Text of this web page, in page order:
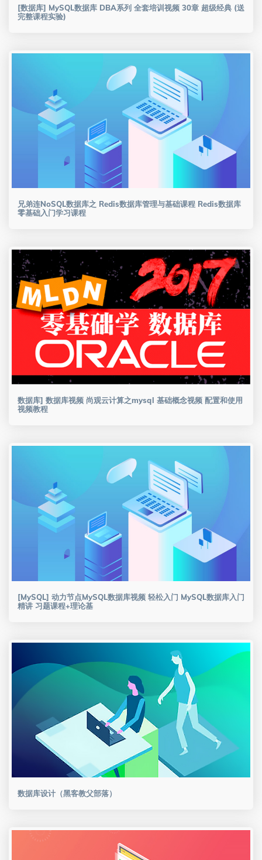
[数据库] MySQL数据库 DBA系列 全套培训视频 30章 超级经典 (送
完整课程实验)
兄弟连NoSQL数据库之 Redis数据库管理与基础课程 Redis数据库
零基础入门学习课程
数据库] 数据库视频 尚观云计算之mysql 基础概念视频 配置和使用
视频教程
[MySQL] 动力节点MySQL数据库视频 轻松入门 MySQL数据库入门
精讲 习题课程+理论基
数据库设计（黑客教父部落）